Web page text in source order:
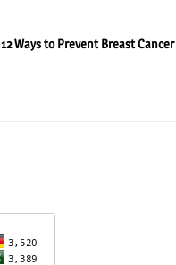
12 Ways to Prevent Breast Cancer